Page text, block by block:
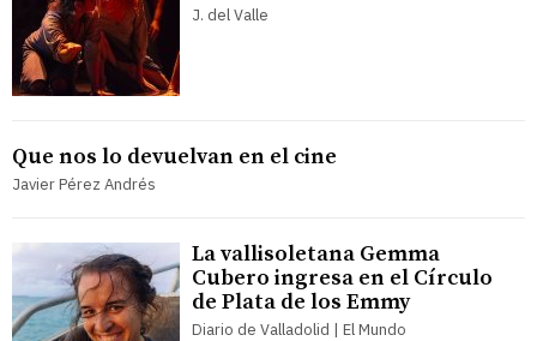
J. del Valle
Que nos lo devuelvan en el cine
Javier Pérez Andrés
La vallisoletana Gemma
Cubero ingresa en el Círculo
de Plata de los Emmy
Diario de Valladolid | El Mundo